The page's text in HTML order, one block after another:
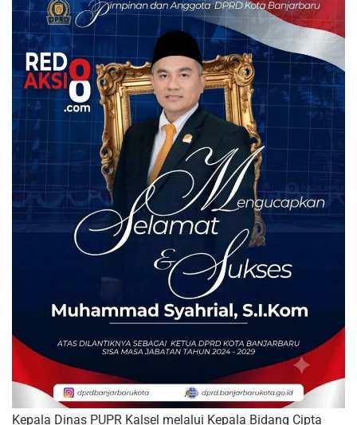
Kepala Dinas PUPR Kalsel melalui Kepala Bidang Cipta